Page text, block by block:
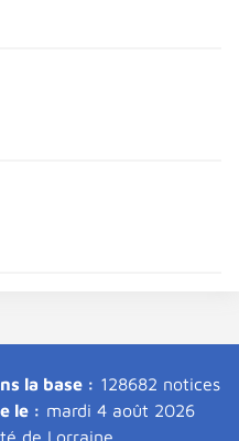
la base : 128682 notices
le : mardi 4 août 2026
de Lorraine